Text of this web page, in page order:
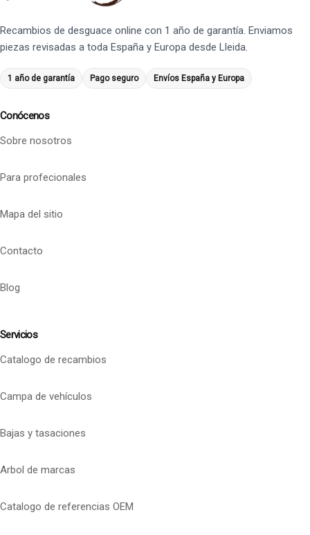
Recambios de desguace online con 1 año de garantía. Enviamos
piezas revisadas a toda España y Europa desde Lleida.
1 año de garantía Pago seguro Envíos España y Europa
Conócenos
Sobre nosotros
Para profecionales
Mapa del sitio
Contacto
Blog
Servicios
Catalogo de recambios
Campa de vehículos
Bajas y tasaciones
Arbol de marcas
Catalogo de referencias OEM